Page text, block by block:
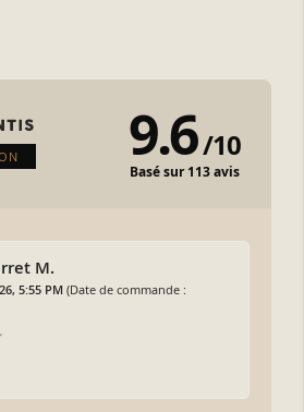
9.6/10
Basé sur 113 avis
M.
5:55 PM (Date de commande :